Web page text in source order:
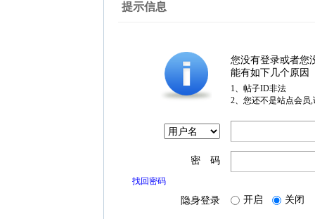
提示信息
您没有登录或者您
能有如下几个原因
1、帖子ID非法
2、您还不是站点会员
密 码
找回密码
隐身登录 开启 关闭